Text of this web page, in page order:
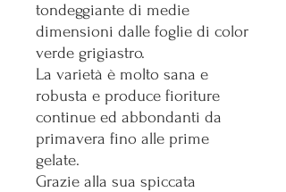
tondeggiante di medie
dimensioni dalle foglie di color
verde grigiastro.
La varietà è molto sana e
robusta e produce fioriture
continue ed abbondanti da
primavera fino alle prime
gelate.
Grazie alla sua spiccata